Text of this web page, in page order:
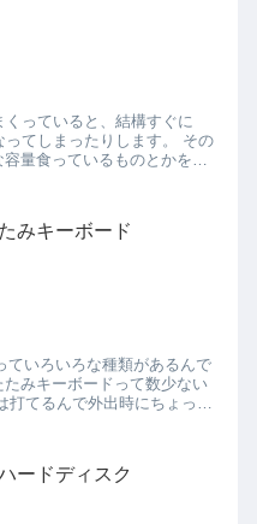
っていると、結構すぐに
しまったりします。 その
量食っているものとかを削
みキーボード
ていろいろな種類があるんで
みキーボードって数少ない
ードディスク